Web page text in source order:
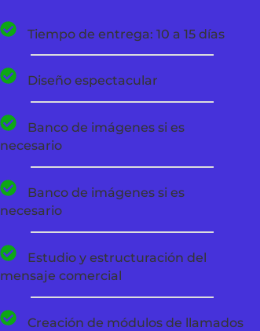
Tiempo de entrega: 10 a 15 días
Diseño espectacular
Banco de imágenes si es
necesario
Banco de imágenes si es
necesario
Estudio y estructuración del
mensaje comercial
Creación de módulos de llamados